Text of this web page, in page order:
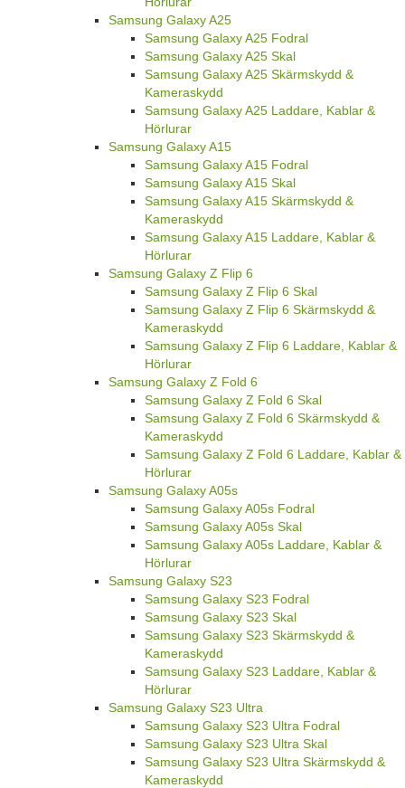
Samsung Galaxy A25
Samsung Galaxy A25 Fodral
Samsung Galaxy A25 Skal
Samsung Galaxy A25 Skärmskydd &
Kameraskydd
Samsung Galaxy A25 Laddare, Kablar &
Hörlurar
Samsung Galaxy A15
Samsung Galaxy A15 Fodral
Samsung Galaxy A15 Skal
Samsung Galaxy A15 Skärmskydd &
Kameraskydd
Samsung Galaxy A15 Laddare, Kablar &
Hörlurar
Samsung Galaxy Z Flip 6
Samsung Galaxy Z Flip 6 Skal
Samsung Galaxy Z Flip 6 Skärmskydd &
Kameraskydd
Samsung Galaxy Z Flip 6 Laddare, Kablar &
Hörlurar
Samsung Galaxy Z Fold 6
Samsung Galaxy Z Fold 6 Skal
Samsung Galaxy Z Fold 6 Skärmskydd &
Kameraskydd
Samsung Galaxy Z Fold 6 Laddare, Kablar &
Hörlurar
Samsung Galaxy A05s
Samsung Galaxy A05s Fodral
Samsung Galaxy A05s Skal
Samsung Galaxy A05s Laddare, Kablar &
Hörlurar
Samsung Galaxy S23
Samsung Galaxy S23 Fodral
Samsung Galaxy S23 Skal
Samsung Galaxy S23 Skärmskydd &
Kameraskydd
Samsung Galaxy S23 Laddare, Kablar &
Hörlurar
Samsung Galaxy S23 Ultra
Samsung Galaxy S23 Ultra Fodral
Samsung Galaxy S23 Ultra Skal
Samsung Galaxy S23 Ultra Skärmskydd &
Kameraskydd